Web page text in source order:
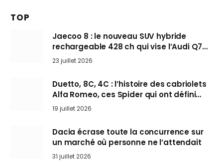
TOP
Jaecoo 8 : le nouveau SUV hybride
rechargeable 428 ch qui vise l’Audi Q7
arrive en Europe cet automne
23 juillet 2026
Duetto, 8C, 4C : l’histoire des cabriolets
Alfa Romeo, ces Spider qui ont défini
l’art de rouler cheveux au vent
19 juillet 2026
Dacia écrase toute la concurrence sur
un marché où personne ne l’attendait
31 juillet 2026